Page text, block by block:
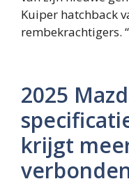
Kuiper hatchback
rembekrachtigers.
2025
krijgt